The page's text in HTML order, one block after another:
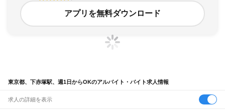
アプリを無料ダウンロード
東京都、下赤塚駅、週1日からOKのアルバイト・バイト求人情報
求人の詳細を表示